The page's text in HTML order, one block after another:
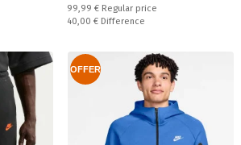
Regular price:
99,99 € Regular price
Спестявате:
40,00 € Difference
OFFER